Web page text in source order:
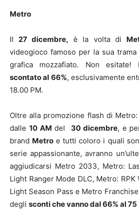
Metro
Il27 dicembre, è la volta di
videogioco famoso per la sua
grafica mozzafiato. Non esitate!
scontato al 66%, esclusivamente
18.00 PM.
Oltre alla promozione flash di
dalle 10 AM del 30 dicembre, e
brand Metro e tutti coloro i quali
serie appassionante, avranno
aggiudicarsi Metro 2033, Metro:
Light Ranger Mode DLC, Metro: RPK
Light Season Pass e Metro
degli sconti che vanno dal 66% al 75